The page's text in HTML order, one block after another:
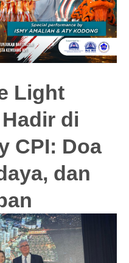
Light
di
CPI: Doa
dan